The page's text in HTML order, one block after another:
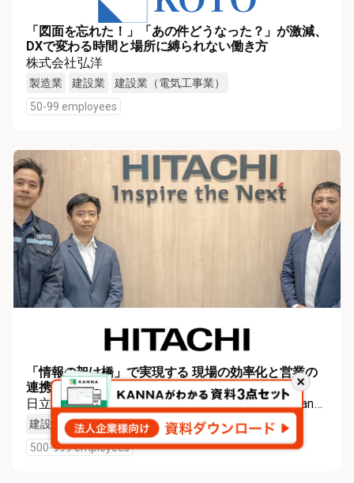
「図面を忘れた！」「あの件どうなった？」が激減、
DXで変わる時間と場所に縛られない働き方
株式会社弘洋
製造業 建設業
建設業（電気工事業）
50-99 employees
「情報の架け橋」で実現する 現場の効率化と営業の
連携強化
日立エレベータータイ社（Hitachi Elevator (Thailand)
Co., Ltd.）
建設業（電気工事業）
建設業（その他設備工事業）
500-999 employees
閉
じ